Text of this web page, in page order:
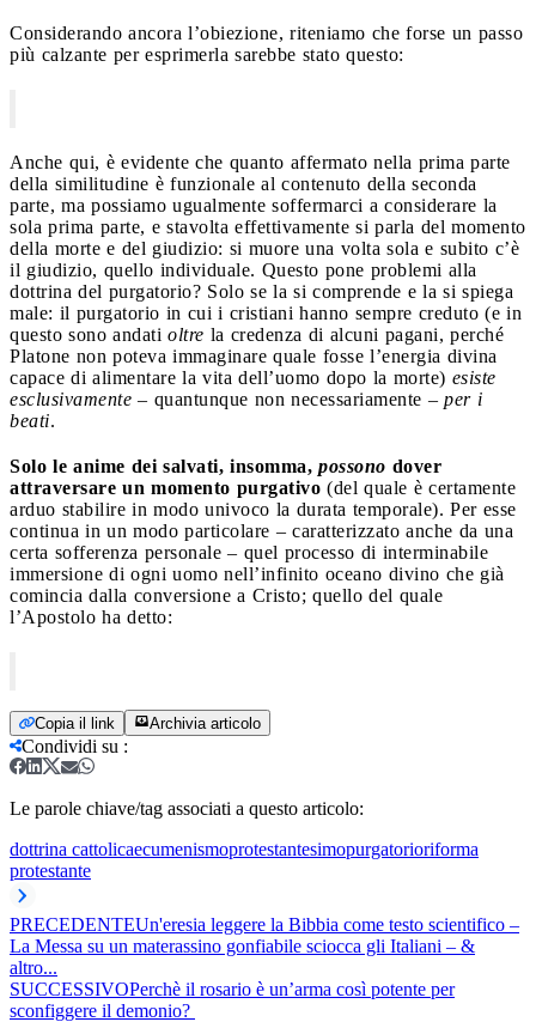
Considerando ancora l’obiezione, riteniamo che forse un passo
più calzante per esprimerla sarebbe stato questo:
Anche qui, è evidente che quanto affermato nella prima parte
della similitudine è funzionale al contenuto della seconda
parte, ma possiamo ugualmente soffermarci a considerare la
sola prima parte, e stavolta effettivamente si parla del momento
della morte e del giudizio: si muore una volta sola e subito c’è
il giudizio, quello individuale. Questo pone problemi alla
dottrina del purgatorio? Solo se la si comprende e la si spiega
male: il purgatorio in cui i cristiani hanno sempre creduto (e in
questo sono andati oltre la credenza di alcuni pagani, perché
Platone non poteva immaginare quale fosse l’energia divina
capace di alimentare la vita dell’uomo dopo la morte) esiste
esclusivamente – quantunque non necessariamente – per i
beati.
Solo le anime dei salvati, insomma, possono dover
attraversare un momento purgativo (del quale è certamente
arduo stabilire in modo univoco la durata temporale). Per esse
continua in un modo particolare – caratterizzato anche da una
certa sofferenza personale – quel processo di interminabile
immersione di ogni uomo nell’infinito oceano divino che già
comincia dalla conversione a Cristo; quello del quale
l’Apostolo ha detto:
Copia il link Archivia articolo
Condividi su :
Le parole chiave/tag associati a questo articolo:
dottrina cattolicaecumenismoprotestantesimopurgatorioriforma
protestante
PRECEDENTEUn'eresia leggere la Bibbia come testo scientifico –
La Messa su un materassino gonfiabile sciocca gli Italiani – &
altro...
SUCCESSIVOPerchè il rosario è un’arma così potente per
sconfiggere il demonio?